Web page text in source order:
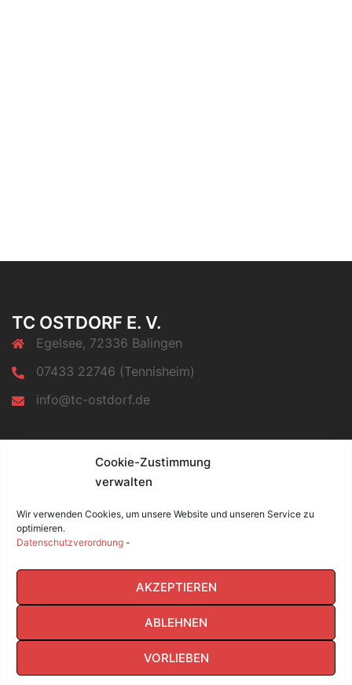
Cookie-Zustimmung
verwalten
Wir verwenden Cookies, um unsere Website und unseren Service zu
optimieren.
Datenschutzverordnung -
AKZEPTIEREN
ABLEHNEN
VORLIEBEN
TC OSTDORF E. V.
Egelsee, 72336 Balingen
07433 22746 (Tennisheim)
info@tc-ostdorf.de
INFORMATIONEN
Datenschutz
Cookie-Richtlinie (EU)
Facebook